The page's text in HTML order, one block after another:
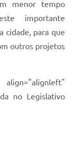
menor tempo
importante
cidade, para que
outros projetos
no Legislativo